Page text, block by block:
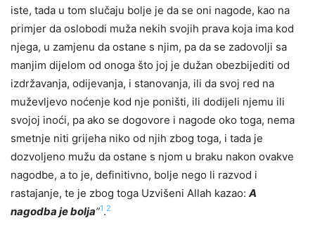
iste, tada u tom slučaju bolje je da se oni nagode, kao na
primjer da oslobodi muža nekih svojih prava koja ima kod
njega, u zamjenu da ostane s njim, pa da se zadovolji sa
manjim dijelom od onoga što joj je dužan obezbijediti od
izdržavanja, odijevanja, i stanovanja, ili da svoj red na
muževljevo noćenje kod nje poništi, ili dodijeli njemu ili
svojoj inoći, pa ako se dogovore i nagode oko toga, nema
smetnje niti grijeha niko od njih zbog toga, i tada je
dozvoljeno mužu da ostane s njom u braku nakon ovakve
nagodbe, a to je, definitivno, bolje nego li razvod i
rastajanje, te je zbog toga Uzvišeni Allah kazao: A
nagodba je bolja”1.2